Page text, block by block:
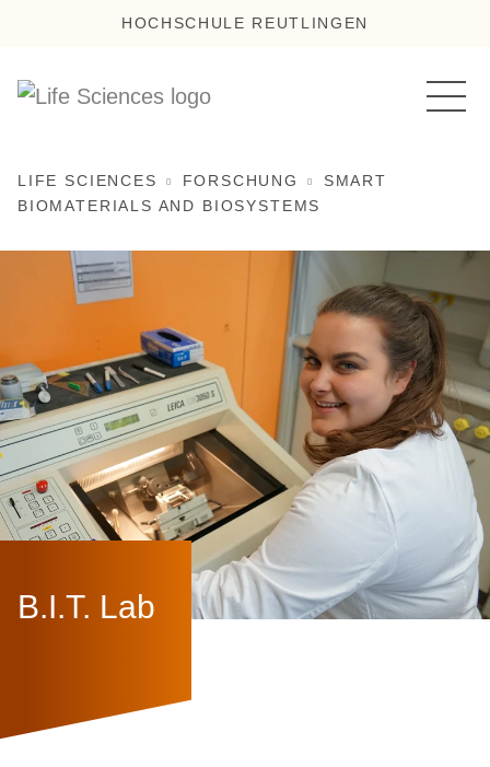
HOCHSCHULE REUTLINGEN
LIFE SCIENCES FORSCHUNG
SMART
BIOMATERIALS AND BIOSYSTEMS
B.I.T. Lab